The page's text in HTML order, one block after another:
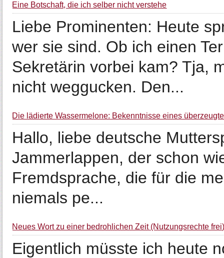
Eine Botschaft, die ich selber nicht verstehe
Liebe Prominenten: Heute
wer sie sind. Ob ich einen
Sekretärin vorbei kam? Tja,
nicht weggucken. Den...
Die lädierte Wassermelone: Bekenntnisse eines
Hallo, liebe deutsche
Jammerlappen, der schon
Fremdsprache, die für die
niemals pe...
Neues Wort zu einer bedrohlichen Zeit (Nutzungsrechte
Eigentlich müsste ich heute